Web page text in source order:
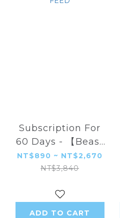
Subscription For
60 Days - 【Beast
Paradise】
BAOBAO FEED
NT$890 ~ NT$2,670
NT$3,840
ADD TO CART